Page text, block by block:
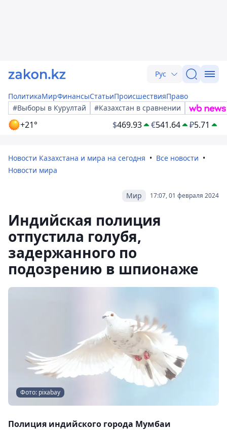
Рус
ПолитикаМирФинансыСтатьиПроисшествияПраво
#Выборы в Курултай
#Казахстан в сравнении
+21° $469.93 €541.64 ₽5.71
Новости Казахстана и мира на сегодня
Все новости
Новости мира
17:07, 01 февраля 2024
Мир
Индийская полиция
отпустила голубя,
задержанного по
подозрению в шпионаже
Фото: pixabay
Полиция индийского города Мумбаи